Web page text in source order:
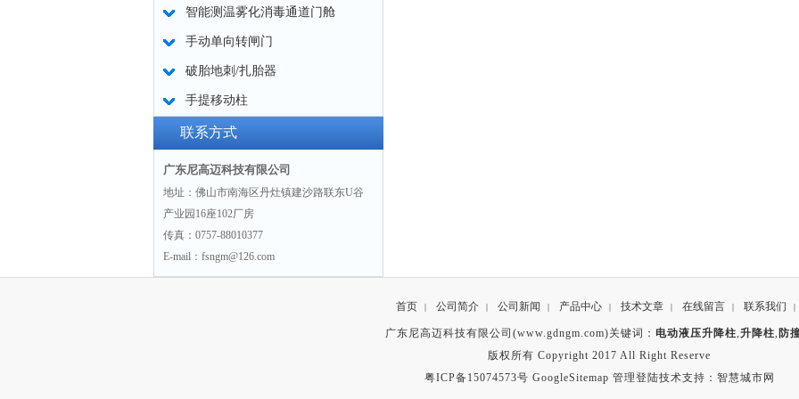
智能测温雾化消毒通道门舱
手动单向转闸门
破胎地刺/扎胎器
手提移动柱
联系方式
广东尼高迈科技有限公司
地址：佛山市南海区丹灶镇建沙路联东U谷
产业园16座102厂房
传真：0757-88010377
E-mail：fsngm@126.com
首页 | 公司简介 | 公司新闻 | 产品中心 | 技术文章 | 在线留言 | 联系我们 |
广东尼高迈科技有限公司(www.gdngm.com)关键词： 电动液压升降柱,升降柱, 防
版权所有 Copyright 2017 All Right Reserve
粤ICP备15074573号 GoogleSitemap 管理登陆技术支持： 智慧城市网